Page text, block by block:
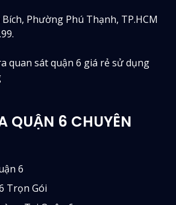
Phường Phú Thạnh, TP.HCM
quan sát quận 6 giá rẻ sử dụng
QUẬN 6 CHUYÊN
6
Trọn Gói